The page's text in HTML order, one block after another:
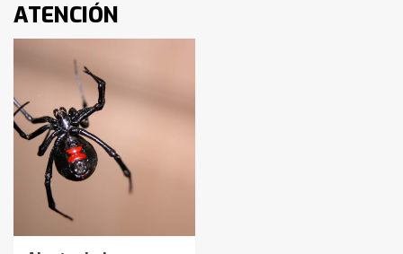
ATENCIÓN
pampeanos que fueron
protagonistas del fatal accidente
en la mañana del lunes